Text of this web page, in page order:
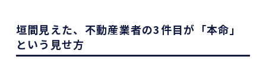
垣間見えた、不動産業者の3件目が「本命」
という見せ方